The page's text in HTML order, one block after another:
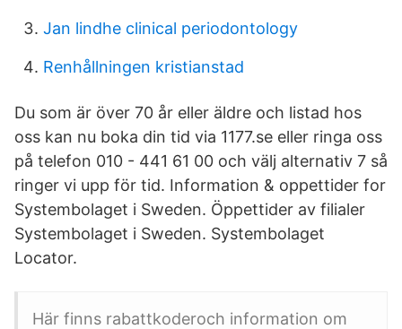
Jan lindhe clinical periodontology
Renhållningen kristianstad
Du som är över 70 år eller äldre och listad hos
oss kan nu boka din tid via 1177.se eller ringa oss
på telefon 010 - 441 61 00 och välj alternativ 7 så
ringer vi upp för tid. Information & oppettider for
Systembolaget i Sweden. Öppettider av filialer
Systembolaget i Sweden. Systembolaget
Locator.
Här finns rabattkoderoch information om